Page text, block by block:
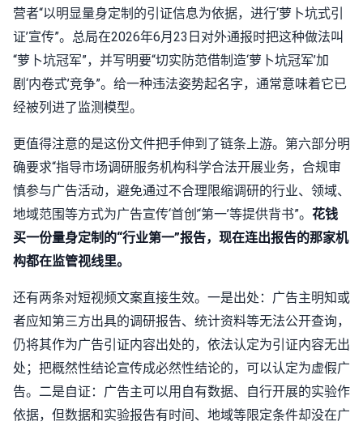
营者“以明显量身定制的引证信息为依据，进行‘萝卜坑式引
证’宣传”。总局在2026年6月23日对外通报时把这种做法叫
“萝卜坑冠军”，并写明要“切实防范借制造‘萝卜坑冠军’加
剧‘内卷式’竞争”。给一种违法姿势起名字，通常意味着它已
经被列进了监测模型。
更值得注意的是这份文件把手伸到了链条上游。第六部分明
确要求“指导市场调研服务机构科学合法开展业务，合规审
慎参与广告活动，避免通过不合理限缩调研的行业、领域、
地域范围等方式为广告宣传‘首创’‘第一’等提供背书”。 花钱
买一份量身定制的“行业第一”报告，现在连出报告的那家机
构都在监管视线里。
还有两条对短视频文案直接生效。一是出处：广告主明知或
者应知第三方出具的调研报告、统计资料等无法公开查询，
仍将其作为广告引证内容出处的，依法认定为引证内容无出
处；把概然性结论宣传成必然性结论的，可以认定为虚假广
告。二是自证：广告主可以用自有数据、自行开展的实验作
依据，但数据和实验报告有时间、地域等限定条件却没在广